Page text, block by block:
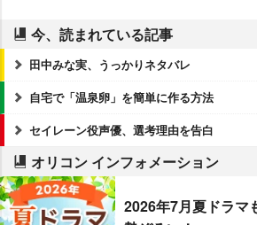
今、読まれている記事
田中みな実、うっかりネタバレ
自宅で「温泉卵」を簡単に作る方法
セイレーン役声優、選考理由を告白
オリコン インフォメーション
2026年7月夏ドラマ